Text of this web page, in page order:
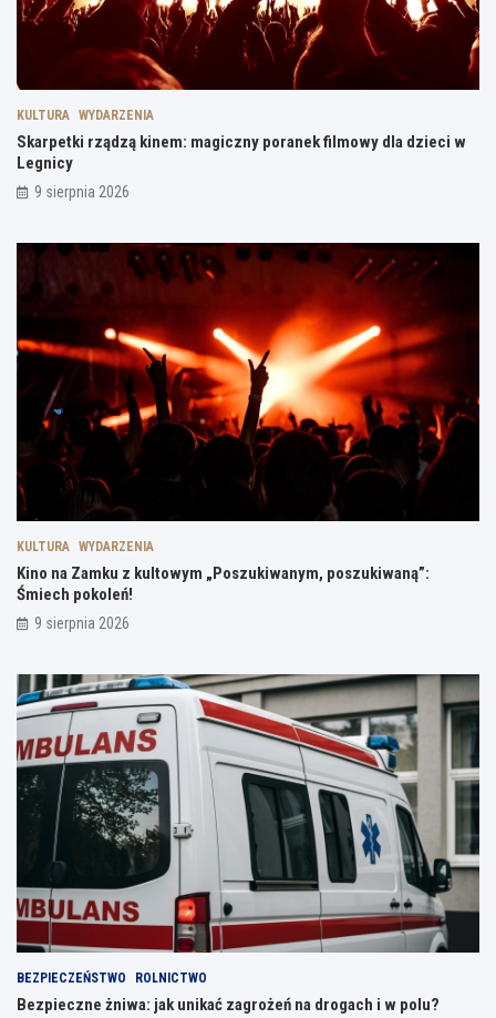
KULTURA WYDARZENIA
Skarpetki rządzą kinem: magiczny poranek filmowy dla dzieci w
Legnicy
9 sierpnia 2026
KULTURA WYDARZENIA
Kino na Zamku z kultowym „Poszukiwanym, poszukiwaną”:
Śmiech pokoleń!
9 sierpnia 2026
BEZPIECZEŃSTWO ROLNICTWO
Bezpieczne żniwa: jak unikać zagrożeń na drogach i w polu?